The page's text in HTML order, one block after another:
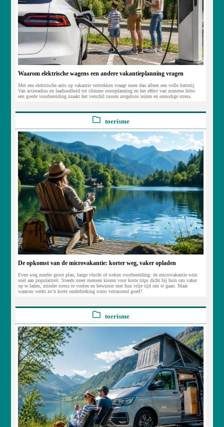
Waarom elektrische wagens een andere vakantieplanning vragen
Met een elektrische auto op vakantie vertrekken vraagt meer dan alleen een volle batterij.
Van actieradius en laadsnelheid tot slimme routeplanning en het effect van zomerse hitte:
een goede voorbereiding maakt het verschil tussen zorgeloos reizen en onnodige stress.
toerisme
De opkomst van de microvakantie: korter weg, vaker opladen
Even weg zonder groot plan, lange vlucht of weken voorbereiding: de microvakantie wint
snel aan populariteit. Steeds meer mensen kiezen voor korte trips dicht bij huis om vaker
op te laden, minder stress te voelen en bewuster met hun vrije tijd om te gaan. Maar
waarom werkt zo’n korte onderbreking soms verrassend goed?
toerisme